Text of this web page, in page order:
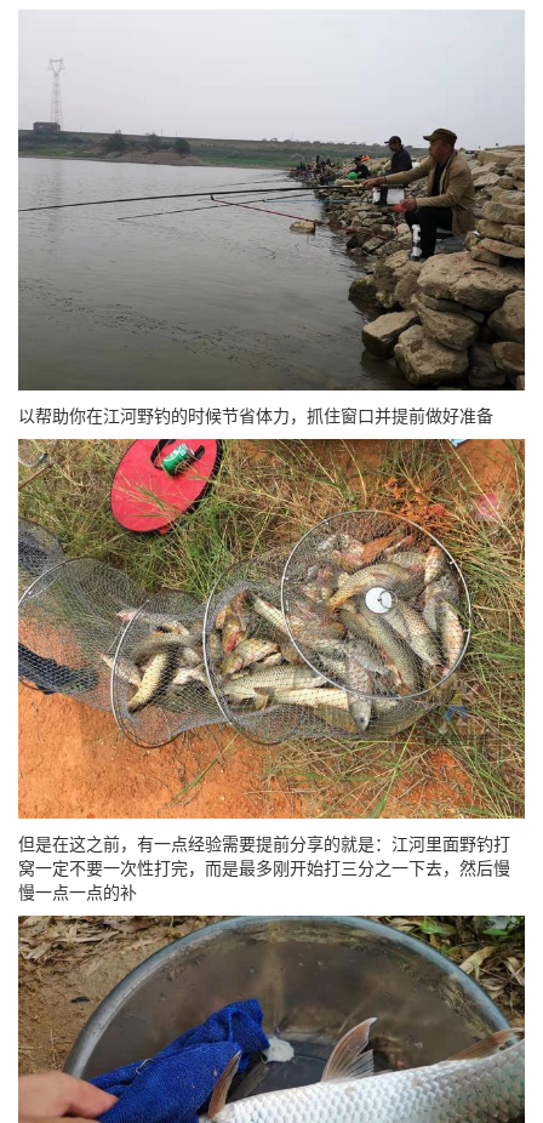
以帮助你在江河野钓的时候节省体力，抓住窗口并提前做好准备
但是在这之前，有一点经验需要提前分享的就是：江河里面野钓打
窝一定不要一次性打完，而是最多刚开始打三分之一下去，然后慢
慢一点一点的补